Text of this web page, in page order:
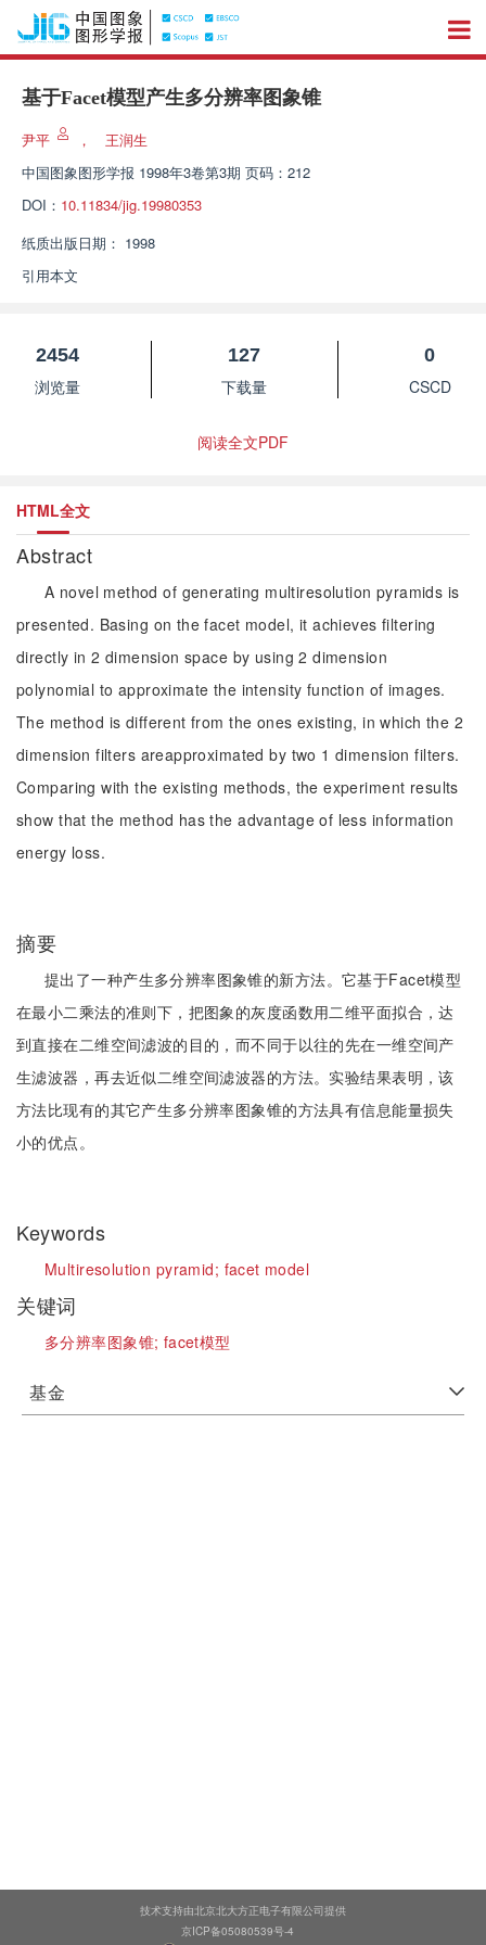
基于Facet模型产生多分辨率图象锥
尹平 ，
王润生
中国图象图形学报 1998年3卷第3期 页码：212
DOI： 10.11834/jig.19980353
纸质出版日期： 1998
引用本文
2454
浏览量
127
下载量
0
CSCD
阅读全文PDF
HTML全文
Abstract
A novel method of generating multiresolution pyramids is
presented. Basing on the facet model, it achieves filtering
directly in 2 dimension space by using 2 dimension
polynomial to approximate the intensity function of images.
The method is different from the ones existing, in which the 2
dimension filters areapproximated by two 1 dimension filters.
Comparing with the existing methods, the experiment results
show that the method has the advantage of less information
energy loss.
摘要
提出了一种产生多分辨率图象锥的新方法。它基于Facet模型
在最小二乘法的准则下，把图象的灰度函数用二维平面拟合，达
到直接在二维空间滤波的目的，而不同于以往的先在一维空间产
生滤波器，再去近似二维空间滤波器的方法。实验结果表明，该
方法比现有的其它产生多分辨率图象锥的方法具有信息能量损失
小的优点。
Keywords
Multiresolution pyramid; facet model
关键词
多分辨率图象锥; facet模型
基金
技术支持由北京北大方正电子有限公司提供
京ICP备05080539号-4